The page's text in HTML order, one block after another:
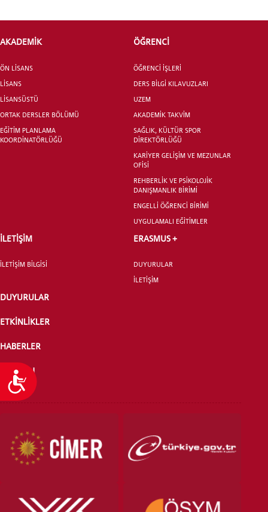
Ulaşılabilirlik
ÖNLİSANS ve
YATAY GEÇİŞ
AKADEMİK
ÖN LİSANS
LİSANS
LİSANSÜSTÜ
ORTAK DERSLER BÖLÜMÜ
EĞİTİM PLANLAMA
KOORDİNATÖRLÜĞÜ
ÖĞRENCİ
ÖĞRENCİ İŞLERİ
DERS BİLGİ KILAVUZLARI
UZEM
AKADEMİK TAKVİM
SAĞLIK, KÜLTÜR SPOR
DİREKTÖRLÜĞÜ
KARİYER GELİŞİM VE MEZUNLAR
OFİSİ
REHBERLİK VE PSİKOLOJİK
DANIŞMANLIK BİRİMİ
ENGELLİ ÖĞRENCİ BİRİMİ
UYGULAMALI EĞİTİMLER
İLETİŞİM
İLETİŞİM BİLGİSİ
ERASMUS +
DUYURULAR
İLETİŞİM
DUYURULAR
ETKİNLİKLER
HABERLER
PUANTAJ